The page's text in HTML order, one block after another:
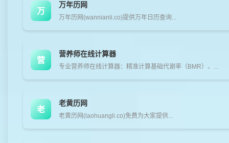
万
万年历网
万年历网(wannianli.co)提供万年日历查询...
营
营养师在线计算器
专业营养师在线计算器：精准计算基础代谢率（BMR）、...
老
老黄历网
老黄历网(laohuangli.co)免费为大家提供...